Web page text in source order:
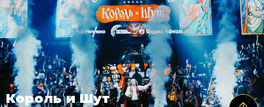
Король и Шут